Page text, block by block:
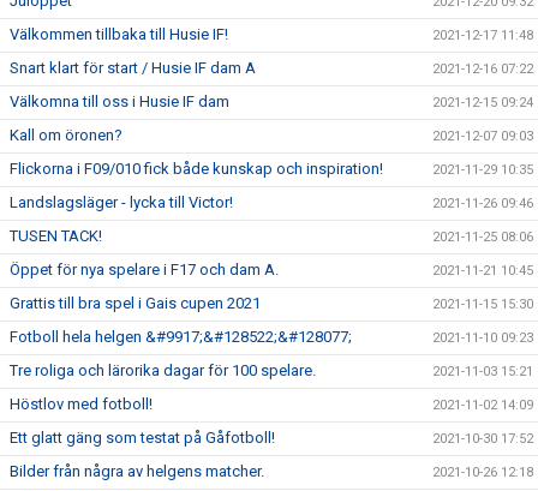
Välkommen tillbaka till Husie IF! 2021-12-17 11:48
Snart klart för start / Husie IF dam A 2021-12-16 07:22
Välkomna till oss i Husie IF dam 2021-12-15 09:24
Kall om öronen? 2021-12-07 09:03
Flickorna i F09/010 fick både kunskap och inspiration! 2021-11-29 10:35
Landslagsläger - lycka till Victor! 2021-11-26 09:46
TUSEN TACK! 2021-11-25 08:06
Öppet för nya spelare i F17 och dam A. 2021-11-21 10:45
Grattis till bra spel i Gais cupen 2021 2021-11-15 15:30
Fotboll hela helgen &#9917;&#128522;&#128077; 2021-11-10 09:23
Tre roliga och lärorika dagar för 100 spelare. 2021-11-03 15:21
Höstlov med fotboll! 2021-11-02 14:09
Ett glatt gäng som testat på Gåfotboll! 2021-10-30 17:52
Bilder från några av helgens matcher. 2021-10-26 12:18